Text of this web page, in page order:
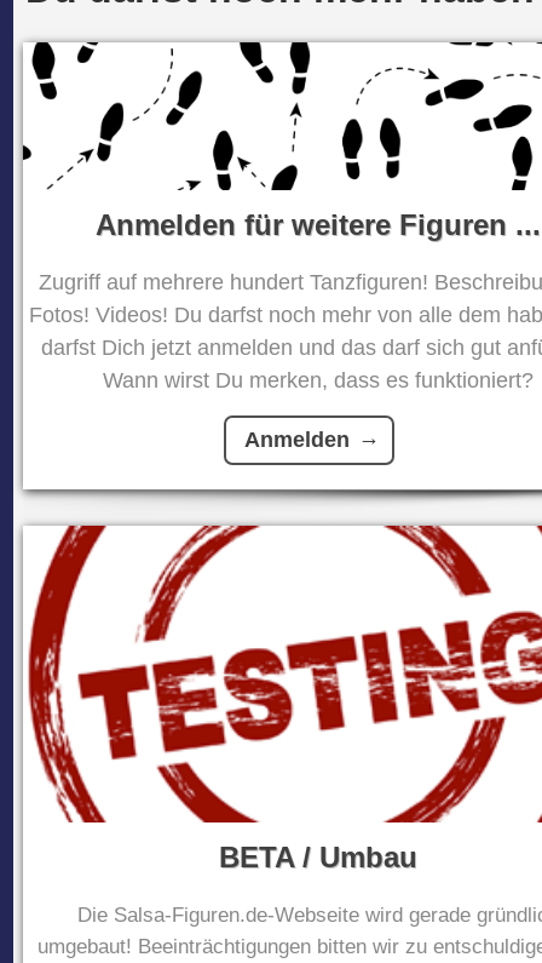
Anmelden für weitere Figuren ...
Zugriff auf mehrere hundert Tanzfiguren!
Fotos! Videos! Du darfst noch mehr von alle dem
darfst Dich jetzt anmelden und das darf sich gut
Wann wirst Du merken, dass es funktioniert?
Anmelden
BETA / Umbau
Die Salsa-Figuren.de-Webseite wird gerade
umgebaut! Beeinträchtigungen bitten wir zu